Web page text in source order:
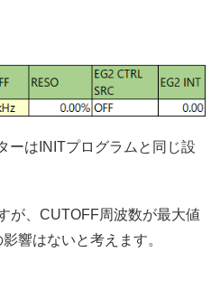
ーはINITプログラムと同じ設
が、CUTOFF周波数が最大値
響はないと考えます。